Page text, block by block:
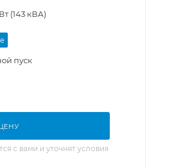
(143 кВА)
пуск
с вами и уточнят условия